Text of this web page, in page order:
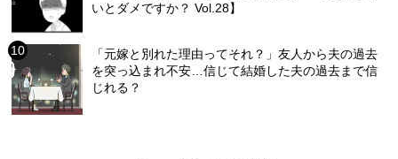
いとダメですか？ Vol.28】
「元嫁と別れた理由ってそれ？」友人から夫の過去
を突っ込まれ不安…信じて結婚した夫の過去まで信
じれる？